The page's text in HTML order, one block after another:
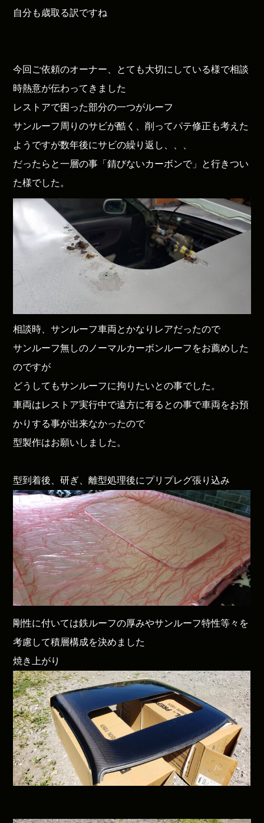
自分も歳取る訳ですね
今回ご依頼のオーナー、とても大切にしている様で相談
時熱意が伝わってきました
レストアで困った部分の一つがルーフ
サンルーフ周りのサビが酷く、削ってパテ修正も考えた
ようですが数年後にサビの繰り返し、、、
だったらと一層の事「錆びないカーボンで」と行きつい
た様でした。
相談時、サンルーフ車両とかなりレアだったので
サンルーフ無しのノーマルカーボンルーフをお薦めした
のですが
どうしてもサンルーフに拘りたいとの事でした。
車両はレストア実行中で遠方に有るとの事で車両をお預
かりする事が出来なかったので
型製作はお願いしました。
型到着後、研ぎ、離型処理後にプリプレグ張り込み
剛性に付いては鉄ルーフの厚みやサンルーフ特性等々を
考慮して積層構成を決めました
焼き上がり